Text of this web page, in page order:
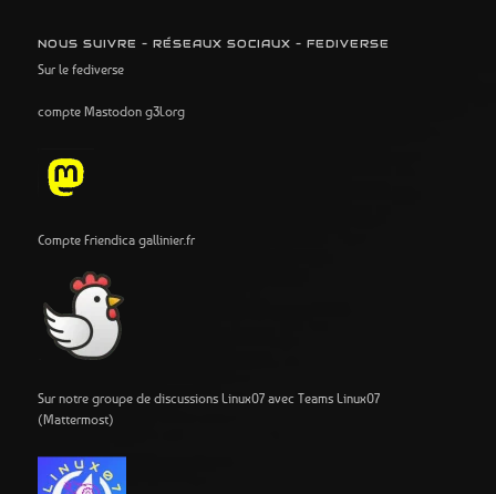
NOUS SUIVRE – RÉSEAUX SOCIAUX – FEDIVERSE
Sur le fediverse
compte Mastodon g3l.org
Compte Friendica gallinier.fr
Sur notre groupe de discussions Linux07 avec Teams Linux07
(Mattermost)